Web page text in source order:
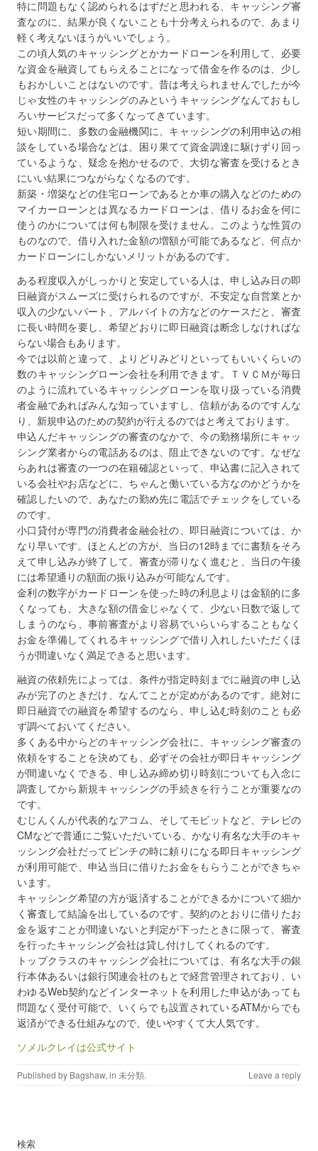
特に問題もなく認められるはずだと思われる、キャッシング審
査なのに、結果が良くないことも十分考えられるので、あまり
軽く考えないほうがいいでしょう。
この頃人気のキャッシングとかカードローンを利用して、必要
な資金を融資してもらえることになって借金を作るのは、少し
もおかしいことはないのです。昔は考えられませんでしたが今
じゃ女性のキャッシングのみというキャッシングなんておもし
ろいサービスだって多くなってきています。
短い期間に、多数の金融機関に、キャッシングの利用申込の相
談をしている場合などは、困り果てて資金調達に駆けずり回っ
ているような、疑念を抱かせるので、大切な審査を受けるとき
にいい結果につながらなくなるのです。
新築・増築などの住宅ローンであるとか車の購入などのための
マイカーローンとは異なるカードローンは、借りるお金を何に
使うのかについては何も制限を受けません。このような性質の
ものなので、借り入れた金額の増額が可能であるなど、何点か
カードローンにしかないメリットがあるのです。
ある程度収入がしっかりと安定している人は、申し込み日の即
日融資がスムーズに受けられるのですが、不安定な自営業とか
収入の少ないパート、アルバイトの方などのケースだと、審査
に長い時間を要し、希望どおりに即日融資は断念しなければな
らない場合もあります。
今では以前と違って、よりどりみどりといってもいいくらいの
数のキャッシングローン会社を利用できます。ＴＶＣＭが毎日
のように流れているキャッシングローンを取り扱っている消費
者金融であればみんな知っていますし、信頼があるのですんな
り、新規申込のための契約が行えるのではと考えております。
申込んだキャッシングの審査のなかで、今の勤務場所にキャッ
シング業者からの電話あるのは、阻止できないのです。なぜな
らあれは審査の一つの在籍確認といって、申込書に記入されて
いる会社やお店などに、ちゃんと働いている方なのかどうかを
確認したいので、あなたの勤め先に電話でチェックをしている
のです。
小口貸付が専門の消費者金融会社の、即日融資については、か
なり早いです。ほとんどの方が、当日の12時までに書類をそろ
えて申し込みが終了して、審査が滞りなく進むと、当日の午後
には希望通りの額面の振り込みが可能なんです。
金利の数字がカードローンを使った時の利息よりは金額的に多
くなっても、大きな額の借金じゃなくて、少ない日数で返して
しまうのなら、事前審査がより容易でいらいらすることもなく
お金を準備してくれるキャッシングで借り入れしたいただくほ
うが間違いなく満足できると思います。
融資の依頼先によっては、条件が指定時刻までに融資の申し込
みが完了のときだけ、なんてことが定めがあるのです。絶対に
即日融資での融資を希望するのなら、申し込む時刻のことも必
ず調べておいてください。
多くある中からどのキャッシング会社に、キャッシング審査の
依頼をすることを決めても、必ずその会社が即日キャッシング
が間違いなくできる、申し込み締め切り時刻についても入念に
調査してから新規キャッシングの手続きを行うことが重要なの
です。
むじんくんが代表的なアコム、そしてモビットなど、テレビの
CMなどで普通にご覧いただいている、かなり有名な大手のキャ
ッシング会社だってピンチの時に頼りになる即日キャッシング
が利用可能で、申込当日に借りたお金をもらうことができちゃ
います。
キャッシング希望の方が返済することができるかについて細か
く審査して結論を出しているのです。契約のとおりに借りたお
金を返すことが間違いないと判定が下ったときに限って、審査
を行ったキャッシング会社は貸し付けしてくれるのです。
トップクラスのキャッシング会社については、有名な大手の銀
行本体あるいは銀行関連会社のもとで経営管理されており、い
わゆるWeb契約などインターネットを利用した申込があっても
問題なく受付可能で、いくらでも設置されているATMからでも
返済ができる仕組みなので、使いやすくて大人気です。
ソメルクレイは公式サイト
Published by Bagshaw, in 未分類. Leave a reply
検索